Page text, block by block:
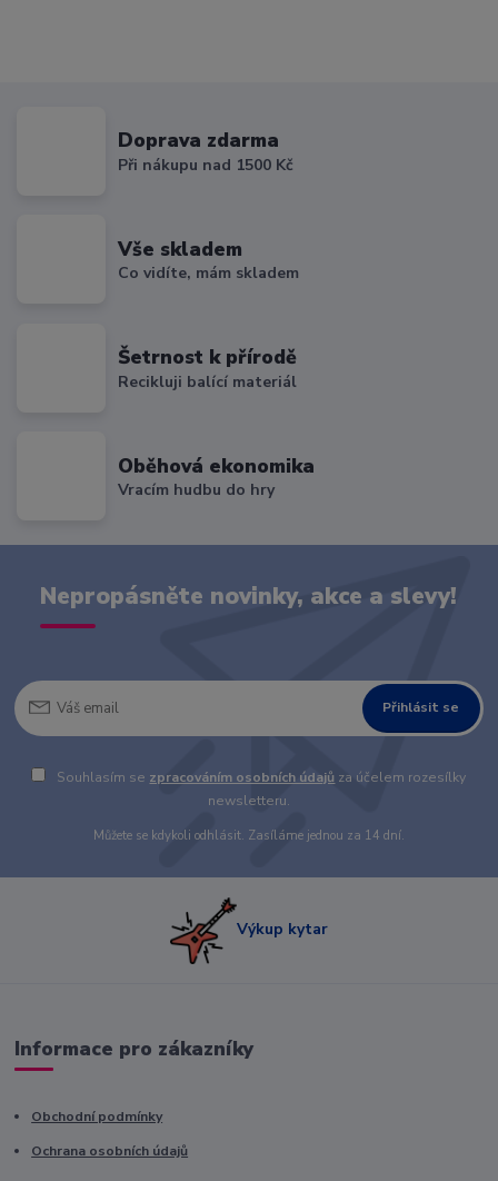
Doprava zdarma
Při nákupu nad 1500 Kč
Vše skladem
Co vidíte, mám skladem
Šetrnost k přírodě
Recikluji balící materiál
Oběhová ekonomika
Vracím hudbu do hry
Nepropásněte novinky, akce a slevy!
Přihlásit se
Souhlasím se zpracováním osobních údajů za účelem rozesílky
newsletteru.
Můžete se kdykoli odhlásit. Zasíláme jednou za 14 dní.
Výkup kytar
Informace pro zákazníky
Obchodní podmínky
Ochrana osobních údajů